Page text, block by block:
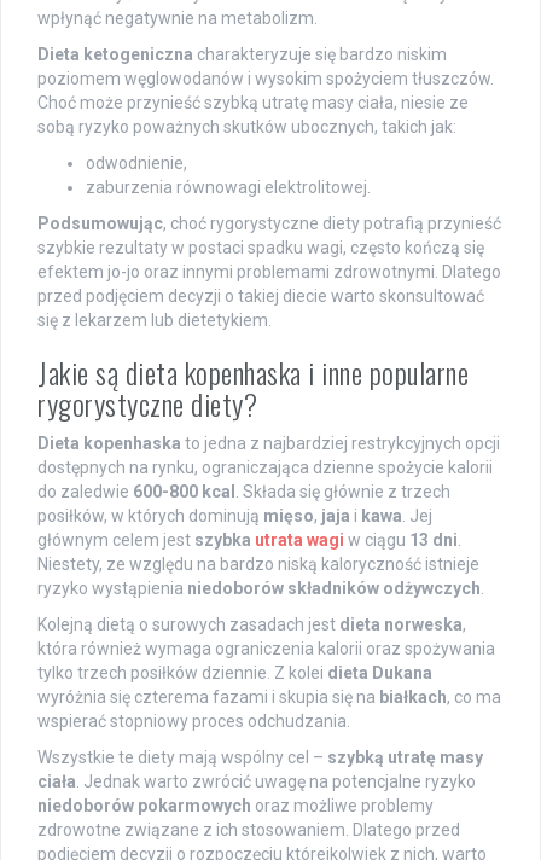
wpłynąć negatywnie na metabolizm.
Dieta ketogeniczna charakteryzuje się bardzo niskim
poziomem węglowodanów i wysokim spożyciem tłuszczów.
Choć może przynieść szybką utratę masy ciała, niesie ze
sobą ryzyko poważnych skutków ubocznych, takich jak:
odwodnienie,
zaburzenia równowagi elektrolitowej.
Podsumowując, choć rygorystyczne diety potrafią przynieść
szybkie rezultaty w postaci spadku wagi, często kończą się
efektem jo-jo oraz innymi problemami zdrowotnymi. Dlatego
przed podjęciem decyzji o takiej diecie warto skonsultować
się z lekarzem lub dietetykiem.
Jakie są dieta kopenhaska i inne popularne
rygorystyczne diety?
Dieta kopenhaska to jedna z najbardziej restrykcyjnych opcji
dostępnych na rynku, ograniczająca dzienne spożycie kalorii
do zaledwie 600-800 kcal
. Składa się głównie z trzech
posiłków, w których dominują mięso, jaja i kawa . Jej
głównym celem jest szybka utrata wagi w ciągu 13 dni
Niestety, ze względu na bardzo niską kaloryczność istnieje
ryzyko wystąpienia niedoborów składników odżywczych
Kolejną dietą o surowych zasadach jest dieta norweska,
która również wymaga ograniczenia kalorii oraz spożywania
tylko trzech posiłków dziennie. Z kolei dieta Dukana
wyróżnia się czterema fazami i skupia się na białkach, co ma
wspierać stopniowy proces odchudzania.
Wszystkie te diety mają wspólny cel – szybką utratę masy
ciała . Jednak warto zwrócić uwagę na potencjalne ryzyko
niedoborów pokarmowych oraz możliwe problemy
zdrowotne związane z ich stosowaniem. Dlatego przed
podjęciem decyzji o rozpoczęciu którejkolwiek z nich, warto